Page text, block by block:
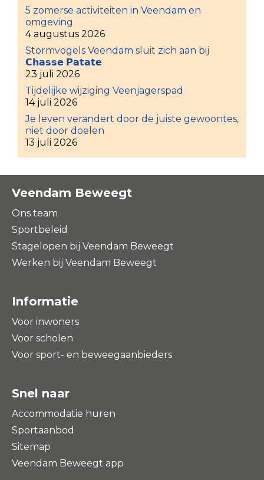
5 zomerse activiteiten in Veendam en
omgeving
4 augustus 2026
Stormvogels Veendam sluit zich aan bij
𝗖𝗵𝗮𝘀𝘀𝗲 𝗣𝗮𝘁𝗮𝘁𝗲
23 juli 2026
Tijdelijke wijziging Veenjagerspad
14 juli 2026
Je leven verandert door de juiste gewoontes,
niet door doelen
13 juli 2026
Veendam Beweegt
Ons team
Sportbeleid
Stagelopen bij Veendam Beweegt
Werken bij Veendam Beweegt
Informatie
Voor inwoners
Voor scholen
Voor sport- en beweegaanbieders
Snel naar
Accommodatie huren
Sportaanbod
Sitemap
Veendam Beweegt app